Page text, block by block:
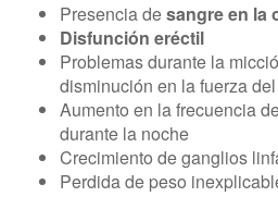
Presencia desangre en la
Disfunción eréctil
Problemas durante la
disminución en la fuerza
Aumento en la frecuencia
durante la noche
Crecimiento de ganglios
Perdida de peso